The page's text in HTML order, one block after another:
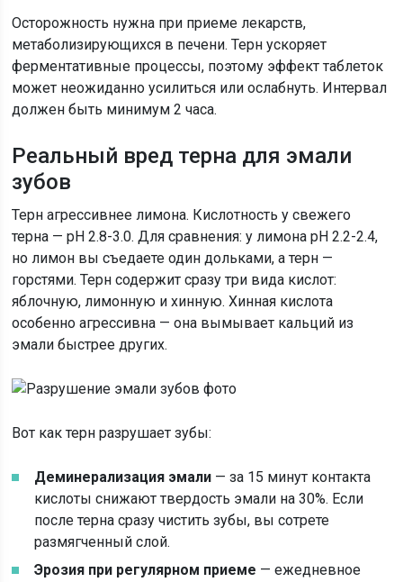
Осторожность нужна при приеме лекарств,
метаболизирующихся в печени. Терн ускоряет
ферментативные процессы, поэтому эффект таблеток
может неожиданно усилиться или ослабнуть. Интервал
должен быть минимум 2 часа.
Реальный вред терна для эмали
зубов
Терн агрессивнее лимона. Кислотность у свежего
терна — pH 2.8-3.0. Для сравнения: у лимона pH 2.2-2.4,
но лимон вы съедаете один дольками, а терн —
горстями. Терн содержит сразу три вида кислот:
яблочную, лимонную и хинную. Хинная кислота
особенно агрессивна — она вымывает кальций из
эмали быстрее других.
Вот как терн разрушает зубы:
Деминерализация эмали — за 15 минут контакта
кислоты снижают твердость эмали на 30%. Если
после терна сразу чистить зубы, вы сотрете
размягченный слой.
Эрозия при регулярном приеме — ежедневное